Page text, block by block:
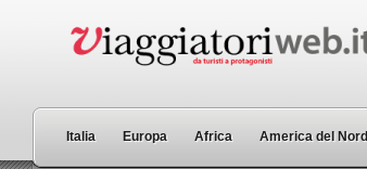
Italia Europa Africa America del Nord